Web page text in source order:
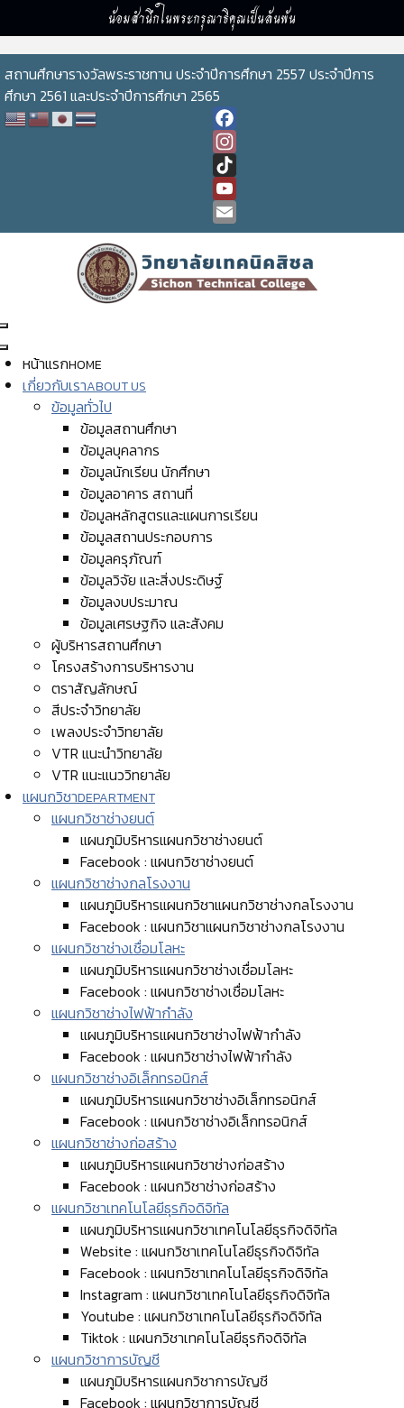
น้อมสำนึกในพระกรุณาธิคุณเป็นล้นพ้น
สถานศึกษารางวัลพระราชทาน ประจำปีการศึกษา 2557 ประจำปีการ
ศึกษา 2561 และประจำปีการศึกษา 2565
Facebook
Instagram
TikTok
YouTube
Channel
Email
หน้าแรกHOME
เกี่ยวกับเราABOUT US
ข้อมูลทั่วไป
ข้อมูลสถานศึกษา
ข้อมูลบุคลากร
ข้อมูลนักเรียน นักศึกษา
ข้อมูลอาคาร สถานที่
ข้อมูลหลักสูตรและแผนการเรียน
ข้อมูลสถานประกอบการ
ข้อมูลครุภัณฑ์
ข้อมูลวิจัย และสิ่งประดิษฐ์
ข้อมูลงบประมาณ
ข้อมูลเศรษฐกิจ และสังคม
ผู้บริหารสถานศึกษา
โครงสร้างการบริหารงาน
ตราสัญลักษณ์
สีประจำวิทยาลัย
เพลงประจำวิทยาลัย
VTR แนะนำวิทยาลัย
VTR แนะแนววิทยาลัย
แผนกวิชาDEPARTMENT
แผนกวิชาช่างยนต์
แผนภูมิบริหารแผนกวิชาช่างยนต์
Facebook : แผนกวิชาช่างยนต์
แผนกวิชาช่างกลโรงงาน
แผนภูมิบริหารแผนกวิชาแผนกวิชาช่างกลโรงงาน
Facebook : แผนกวิชาแผนกวิชาช่างกลโรงงาน
แผนกวิชาช่างเชื่อมโลหะ
แผนภูมิบริหารแผนกวิชาช่างเชื่อมโลหะ
Facebook : แผนกวิชาช่างเชื่อมโลหะ
แผนกวิชาช่างไฟฟ้ากำลัง
แผนภูมิบริหารแผนกวิชาช่างไฟฟ้ากำลัง
Facebook : แผนกวิชาช่างไฟฟ้ากำลัง
แผนกวิชาช่างอิเล็กทรอนิกส์
แผนภูมิบริหารแผนกวิชาช่างอิเล็กทรอนิกส์
Facebook : แผนกวิชาช่างอิเล็กทรอนิกส์
แผนกวิชาช่างก่อสร้าง
แผนภูมิบริหารแผนกวิชาช่างก่อสร้าง
Facebook : แผนกวิชาช่างก่อสร้าง
แผนกวิชาเทคโนโลยีธุรกิจดิจิทัล
แผนภูมิบริหารแผนกวิชาเทคโนโลยีธุรกิจดิจิทัล
Website : แผนกวิชาเทคโนโลยีธุรกิจดิจิทัล
Facebook : แผนกวิชาเทคโนโลยีธุรกิจดิจิทัล
Instagram : แผนกวิชาเทคโนโลยีธุรกิจดิจิทัล
Youtube : แผนกวิชาเทคโนโลยีธุรกิจดิจิทัล
Tiktok : แผนกวิชาเทคโนโลยีธุรกิจดิจิทัล
แผนกวิชาการบัญชี
แผนภูมิบริหารแผนกวิชาการบัญชี
Facebook : แผนกวิชาการบัญชี